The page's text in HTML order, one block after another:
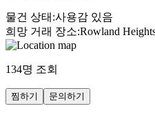
물건 상태 :사용감 있음
희망 거래 장소:Rowland
134명 조회
찜하기 문의하기